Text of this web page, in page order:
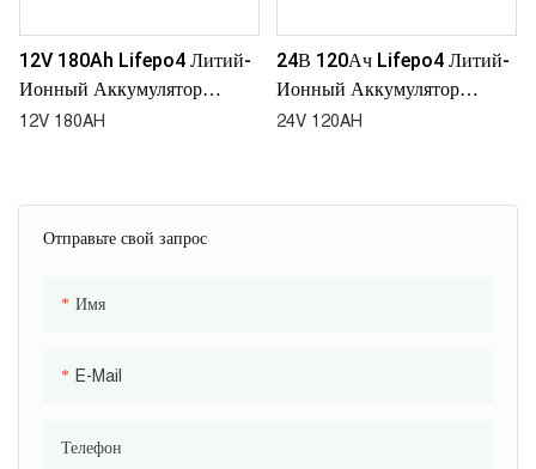
Отправьте свой запрос
Имя
E-Mail
Телефон
12V 180Ah Lifepo4 Литий-
Ионный Аккумулятор
Свинцово-Кислотной
12V 180AH
24В 120Ач Lifepo4 Литий-
Ионный Аккумулятор
Свинцово-Кислотная Замена
24V 120AH